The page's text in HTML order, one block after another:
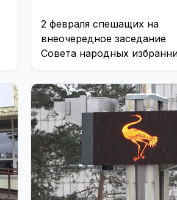
2 февраля спешащих на
внеочередное заседание
Совета народных
встречал пикет,
расположившийся возле
здания самоуправления